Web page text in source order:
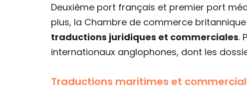
Deuxième port français et premier port
plus, la Chambre de commerce
traductions juridiques et commerciales.
internationaux anglophones, dont les
Traductions maritimes et